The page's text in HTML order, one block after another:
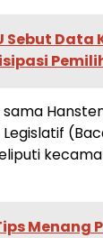
Sebut
Menang